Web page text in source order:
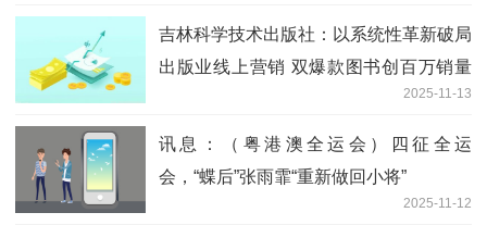
吉林科学技术出版社：以系统性革新破局
出版业线上营销 双爆款图书创百万销量
2025-11-13
讯息：（粤港澳全运会）四征全运
会，“蝶后”张雨霏“重新做回小将”
2025-11-12